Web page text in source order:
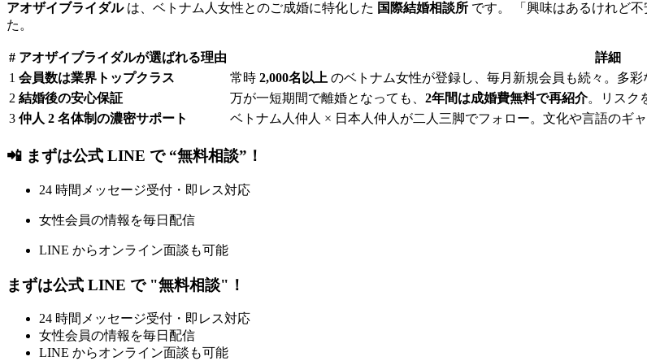
アオザイブライダルは、ベトナム人女性とのご成婚に特化した 国際結婚相談所 です。 「興味はあるけれど
た。
# アオザイブライダルが選ばれる理由
詳細
1 会員数は業界トップクラス 常時 2,000名以上 のベトナム女性が登録し、毎月新規会員も続々。多
2 結婚後の安心保証 万が一短期間で離婚となっても、 2年間は成婚費無料で再紹介。リスク
3 仲人 2 名体制の濃密サポート ベトナム人仲人 × 日本人仲人が二人三脚でフォロー。文化や言語のギ
📲 まずは公式 LINE で “無料相談”！
24 時間メッセージ受付・即レス対応
女性会員の情報を毎日配信
LINE からオンライン面談も可能
まずは公式 LINE で "無料相談"！
24 時間メッセージ受付・即レス対応
女性会員の情報を毎日配信
LINE からオンライン面談も可能